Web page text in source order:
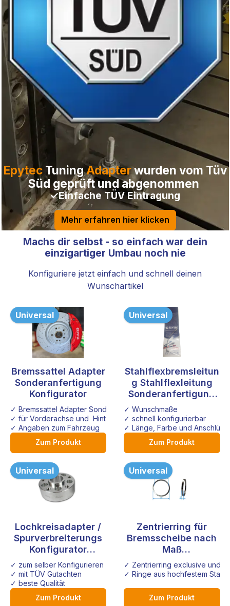
EpytecTuningAdapterwurden vom Tüv
Süd geprüft und abgenommen
✓Einfache TÜV Eintragung
Mehr erfahren hier klicken
Machs dir selbst - so einfach war dein
einzigartiger Umbau noch nie
Konfiguriere jetzt einfach und schnell deinen
Wunschartikel
Universal
Bremssattel Adapter
Sonderanfertigung
Konfigurator
✓ Bremssattel Adapter Sonderanfertigung
✓ für Vorderachse und Hinterachse
✓ Angaben zum Fahrzeug
Zum Produkt
Universal
Stahlflexbremsleitun
g Stahlflexleitung
Sonderanfertigung
Konfigurator
✓ Wunschmaße
✓ schnell konfigurierbar
✓ Länge, Farbe und
Zum Produkt
Universal
Lochkreisadapter /
Spurverbreiterungs
Konfigurator
Sonderanfertigung
✓ zum selber Konfigurieren
✓ mit TÜV Gutachten
✓ beste Qualität
Zum Produkt
Universal
Zentrierring für
Bremsscheibe nach
Maß
Sonderanfertigung
Audi VW Seat Opel
✓ Zentrierring exclusive und
✓ Ringe aus hochfestem Stahl
Zum Produkt